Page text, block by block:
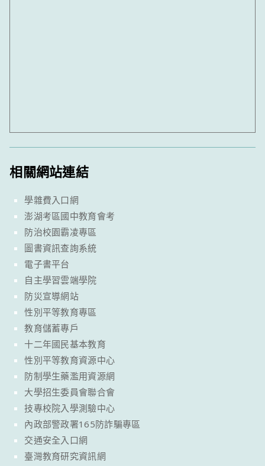
相關網站連結
學雜費入口網
澎湖考區國中教育會考
防治校園霸凌專區
圖書資訊查詢系統
電子書平台
自主學習雲端學院
防災宣導網站
性別平等教育專區
教育儲蓄專戶
十二年國民基本教育
性別平等教育資源中心
防制學生藥濫用資源網
大學招生委員會聯合會
技專校院入學測驗中心
內政部警政署165防詐騙專區
交通安全入口網
臺灣教育研究資訊網